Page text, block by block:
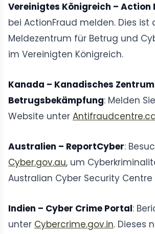
Vereinigtes Königreich – Action
bei ActionFraud melden. Dies
Meldezentrum für Betrug und
im Vereinigten Königreich.
Kanada – Kanadisches
Betrugsbekämpfung: Melden
Website unter
Australien – ReportCyber:
Cyber.gov.au, um
Australian Cyber ​​Security
Indien – Cyber ​​Crime Portal:
unter Cybercrime.gov.in. Dieses